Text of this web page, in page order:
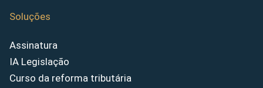
Soluções
Assinatura
IA Legislação
Curso da reforma tributária